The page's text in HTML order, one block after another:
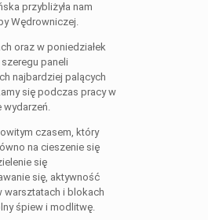
przybliżyła nam
Wędrowniczej.
oraz w poniedziałek
paneli
najbardziej palących
się podczas pracy w
wydarzeń.
czasem, który
na cieszenie się
się
się, aktywność
warsztatach i blokach
śpiew i modlitwę.